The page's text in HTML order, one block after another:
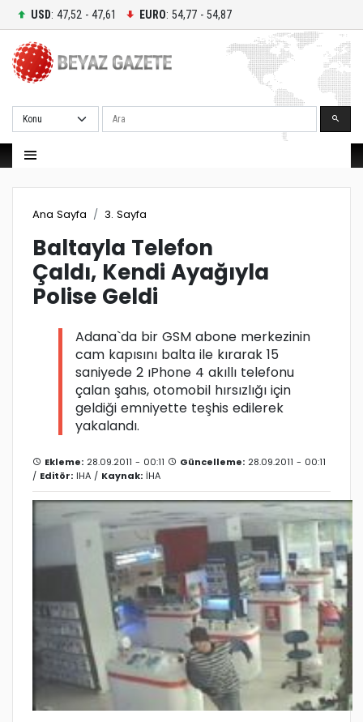
USD: 47,52 - 47,61 EURO: 54,77 - 54,87
Ara
Ana Sayfa 3. Sayfa
Baltayla Telefon
Çaldı, Kendi Ayağıyla
Polise Geldi
Adana`da bir GSM abone merkezinin
cam kapısını balta ile kırarak 15
saniyede 2 ıPhone 4 akıllı telefonu
çalan şahıs, otomobil hırsızlığı için
geldiği emniyette teşhis edilerek
yakalandı.
Ekleme: 28.09.2011 - 00:11 Güncelleme: 28.09.2011 - 00:11
/ Editör: IHA / Kaynak: İHA